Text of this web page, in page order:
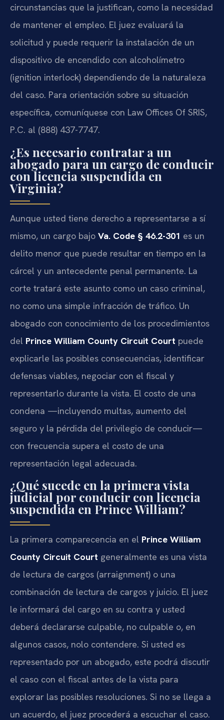
circunstancias que la justifican, como la necesidad
de mantener el empleo. El juez evaluará la
solicitud y puede requerir la instalación de un
dispositivo de encendido con alcoholímetro
(ignition interlock) dependiendo de la naturaleza
del caso. Para orientación sobre su situación
específica, comuníquese con Law Offices Of SRIS,
P.C. al (888) 437-7747.
¿Es necesario contratar a un
abogado para un cargo de conducir
con licencia suspendida en
Virginia?
Aunque usted tiene derecho a representarse a sí
mismo, un cargo bajo Va. Code § 46.2-301 es un
delito menor que puede resultar en tiempo en la
cárcel y un antecedente penal permanente. La
corte tratará este asunto como un caso criminal,
no como una simple infracción de tráfico. Un
abogado con conocimiento de los procedimientos
del Prince William County Circuit Court puede
explicarle las posibles consecuencias, identificar
defensas viables, negociar con el fiscal y
representarlo durante la vista. El costo de una
condena —incluyendo multas, aumento del
seguro y la pérdida del privilegio de conducir—
con frecuencia supera el costo de una
representación legal adecuada.
¿Qué sucede en la primera vista
judicial por conducir con licencia
suspendida en Prince William?
La primera comparecencia en el Prince William
County Circuit Court generalmente es una vista
de lectura de cargos (arraignment) o una
combinación de lectura de cargos y juicio. El juez
le informará del cargo en su contra y usted
deberá declararse culpable, no culpable o, en
algunos casos, nolo contendere. Si usted es
representado por un abogado, este podrá discutir
el caso con el fiscal antes de la vista para
explorar las posibles resoluciones. Si no se llega a
un acuerdo, el juez procederá a escuchar el caso.